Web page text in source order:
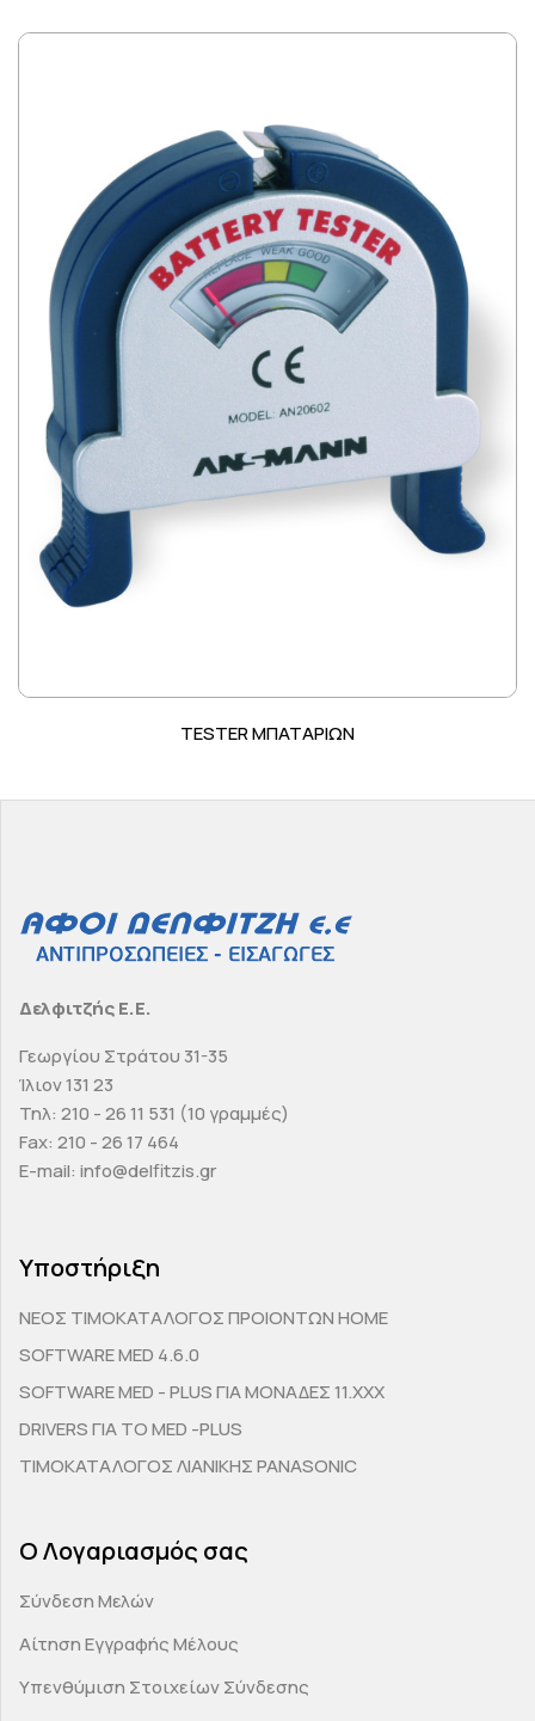
TESTER ΜΠΑΤΑΡΙΩΝ
Δελφιτζής Ε.Ε.
Γεωργίου Στράτου 31-35
Ίλιον 131 23
Τηλ: 210 - 26 11 531 (10 γραμμές)
Fax: 210 - 26 17 464
E-mail: info@delfitzis.gr
Υποστήριξη
ΝΕΟΣ ΤΙΜΟΚΑΤΑΛΟΓΟΣ ΠΡΟΙΟΝΤΩΝ HOME
SOFTWARE MED 4.6.0
SOFTWARE MED - PLUS ΓΙΑ ΜΟΝΑΔΕΣ 11.ΧΧΧ
DRIVERS ΓΙΑ ΤΟ MED -PLUS
ΤΙΜΟΚΑΤΑΛΟΓΟΣ ΛΙΑΝΙΚΗΣ PANASONIC
Ο Λογαριασμός σας
Σύνδεση Μελών
Αίτηση Εγγραφής Μέλους
Υπενθύμιση Στοιχείων Σύνδεσης